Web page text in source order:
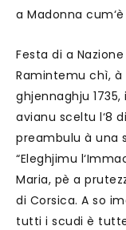
a Madonna
Festa di a Nazione
Ramintemu chì, à
ghjennaghju
avianu sceltu l‘8
preambulu à una
“Eleghjimu
Maria, pè a
di Corsica. A so
tutti i scudi è